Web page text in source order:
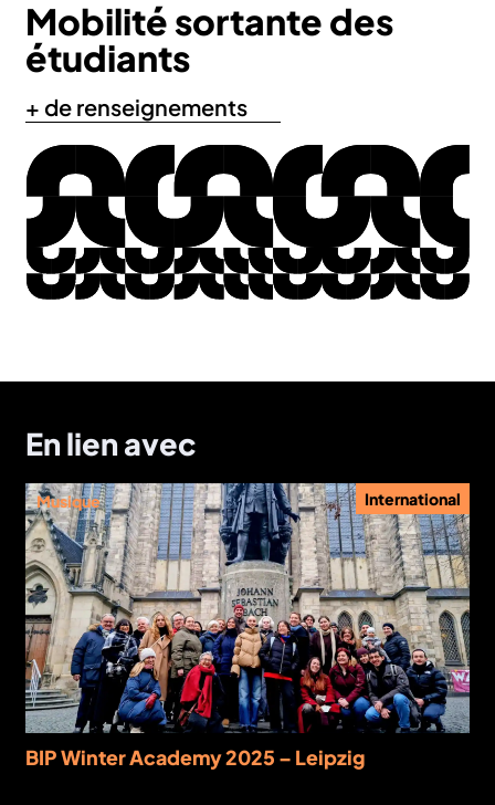
Mobilité sortante des
étudiants
+ de renseignements
En lien avec
Musique International
BIP Winter Academy 2025 – Leipzig